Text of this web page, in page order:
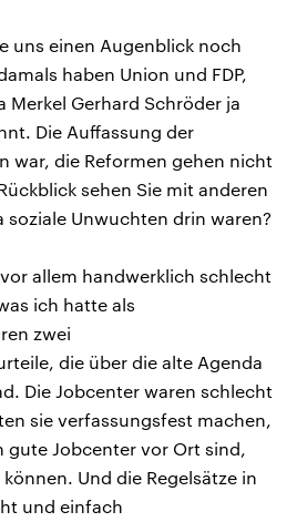
uns einen Augenblick noch
haben Union und FDP,
Merkel Gerhard Schröder ja
Die Auffassung der
war, die Reformen gehen nicht
sehen Sie mit anderen
soziale Unwuchten drin waren?
vor allem handwerklich schlecht
ich hatte als
zwei
die über die alte Agenda
Die Jobcenter waren schlecht
sie verfassungsfest machen,
gute Jobcenter vor Ort sind,
Und die Regelsätze in
und einfach